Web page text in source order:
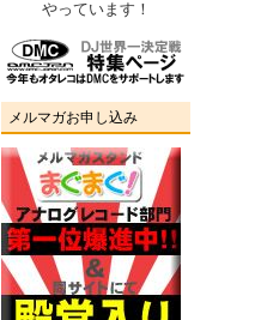
やっています！
メルマガお申し込み